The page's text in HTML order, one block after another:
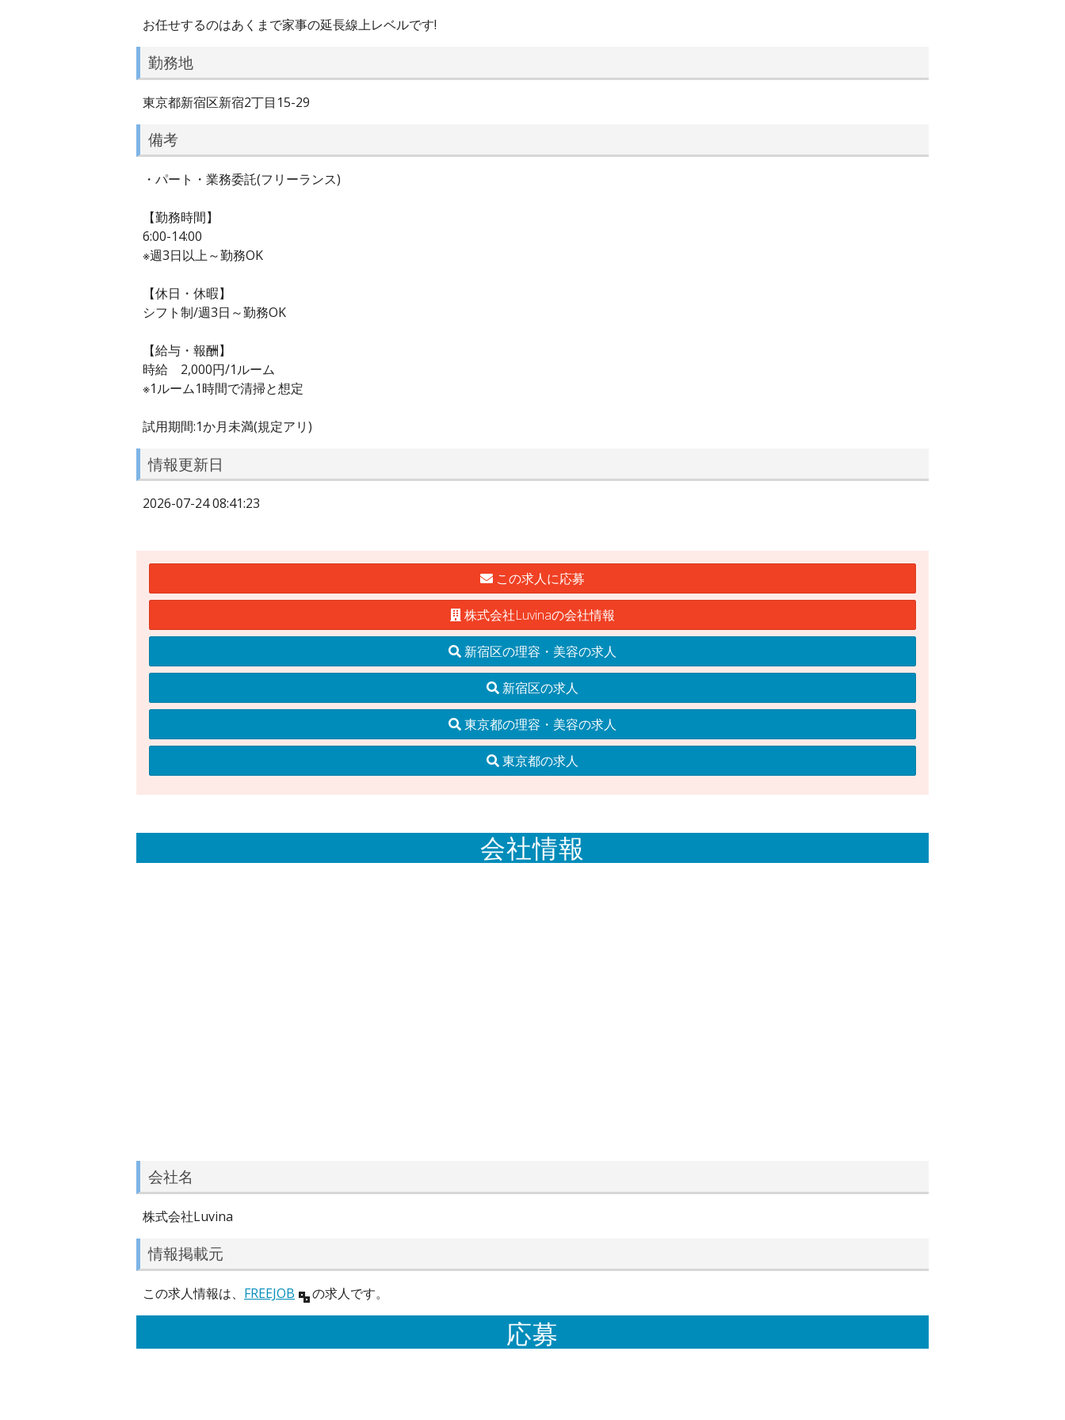
お任せするのはあくまで家事の延長線上レベルです!
勤務地
東京都新宿区新宿2丁目15-29
備考
・パート・業務委託(フリーランス)
【勤務時間】
6:00-14:00
※週3日以上～勤務OK
【休日・休暇】
シフト制/週3日～勤務OK
【給与・報酬】
時給 2,000円/1ルーム
※1ルーム1時間で清掃と想定
試用期間:1か月未満(規定アリ)
情報更新日
2026-07-24 08:41:23
この求人に応募
株式会社Luvinaの会社情報
新宿区の理容・美容の求人
新宿区の求人
東京都の理容・美容の求人
東京都の求人
会社情報
会社名
株式会社Luvina
情報掲載元
この求人情報は、 FREEJOB の求人です。
応募